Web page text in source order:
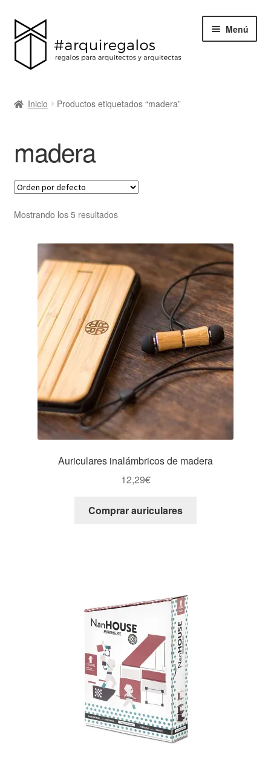
Menú
BLACK FRIDAY
Blog
Acerca de ArquiRegalos
Contacta
Inicio Productos etiquetados “madera”
madera
Mostrando los 5 resultados
Auriculares inalámbricos de madera
12,29€
Comprar auriculares